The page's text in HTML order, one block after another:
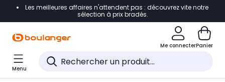
Accéder directement à la navigation
Accéder directement au pied de page
Accéder directement au chatbot
Les meilleures affaires n'attendent pas : découvrez vite notre
sélection à prix bradés.
Me connecterPanier
Menu